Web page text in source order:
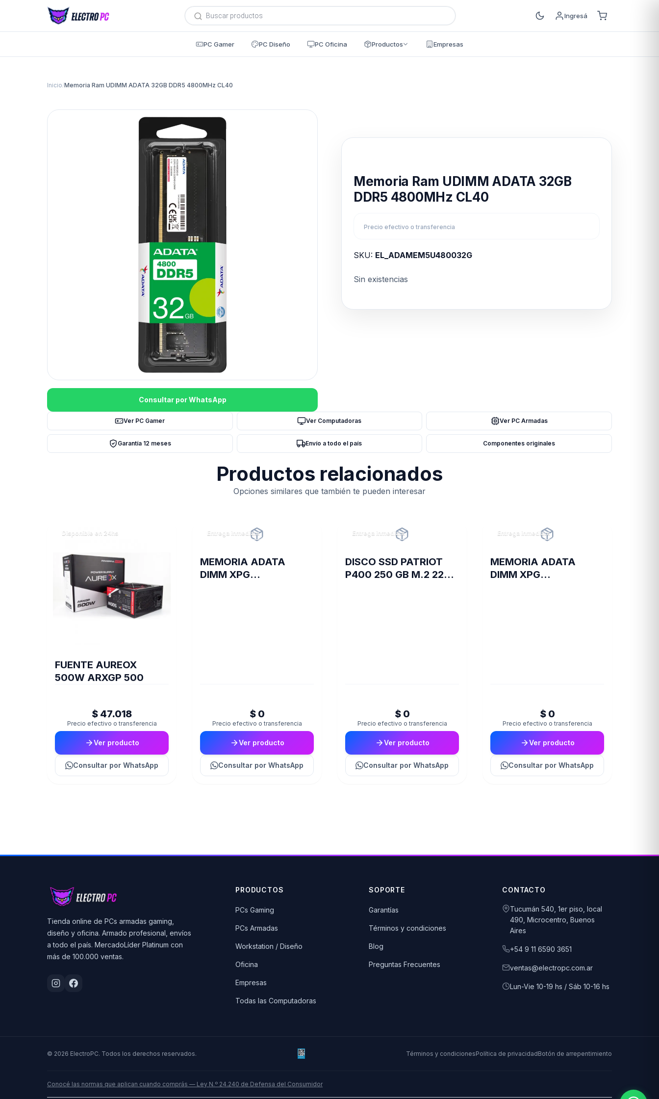
Búsqueda
de
productos
Ingresá
PC Gamer PC Diseño PC Oficina Productos Empresas
Inicio/Memoria Ram UDIMM ADATA 32GB DDR5 4800MHz CL40
Consultar por WhatsApp
Memoria Ram UDIMM ADATA 32GB
DDR5 4800MHz CL40
Precio efectivo o transferencia
SKU: EL_ADAMEM5U480032G
Sin existencias
Ver PC Gamer Ver Computadoras Ver PC Armadas
Garantía 12 meses Envío a todo el país Componentes originales
Productos relacionados
Opciones similares que también te pueden interesar
Disponible en 24hs
FUENTE AUREOX
500W ARXGP 500
$ 47.018
Precio efectivo o transferencia
Ver producto
Consultar por WhatsApp
Entrega inmediata
MEMORIA ADATA
DIMM XPG
$ 0
Precio efectivo o transferencia
Ver producto
Consultar por WhatsApp
Entrega inmediata
DISCO SSD PATRIOT
P400 250 GB M.2 2280
$ 0
Precio efectivo o transferencia
Ver producto
Consultar por WhatsApp
Entrega inmediata
MEMORIA ADATA
DIMM XPG
$ 0
Precio efectivo o transferencia
Ver producto
Consultar por WhatsApp
Tienda online de PCs armadas gaming,
diseño y oficina. Armado profesional, envíos
a todo el país. MercadoLíder Platinum con
más de 100.000 ventas.
PRODUCTOS
PCs Gaming
PCs Armadas
Workstation / Diseño
Oficina
Empresas
Todas las Computadoras
SOPORTE
Garantías
Términos y condiciones
Blog
Preguntas Frecuentes
CONTACTO
Tucumán 540, 1er piso, local
490, Microcentro, Buenos
Aires
+54 9 11 6590 3651
ventas@electropc.com.ar
Lun-Vie 10-19 hs / Sáb 10-16 hs
© 2026 ElectroPC. Todos los derechos reservados. Términos y condicionesPolítica de privacidadBotón de arrepentimiento
Conocé las normas que aplican cuando comprás — Ley N.º 24.240 de Defensa del Consumidor